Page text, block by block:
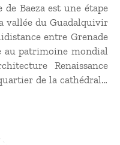
Baeza est une étape
vallée du Guadalquivir
entre Grenade
au patrimoine mondial
Renaissance
de la cathédrale,
abrite quelques-